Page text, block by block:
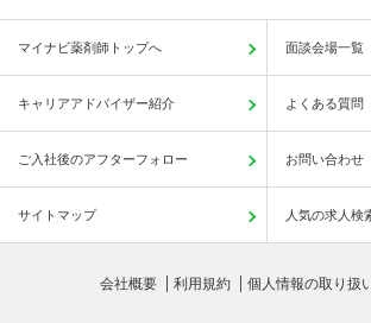
マイナビ薬剤師トップへ 面談会場一覧
キャリアアドバイザー紹介 よくある質問
ご入社後のアフターフォロー お問い合わせ
サイトマップ 人気の求人検
会社概要 利用規約 個人情報の取り扱